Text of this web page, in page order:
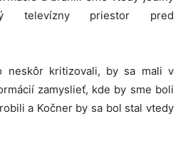
televízny priestor pred
neskôr kritizovali, by sa mali v
zamyslieť, kde by sme boli
a Kočner by sa bol stal vtedy